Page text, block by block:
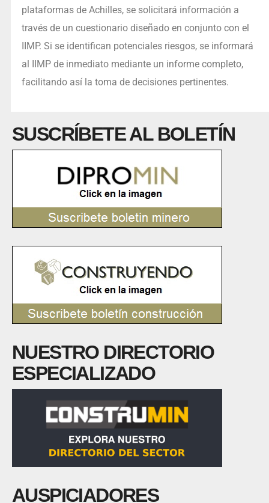
plataformas de Achilles, se solicitará información a
través de un cuestionario diseñado en conjunto con el
IIMP. Si se identifican potenciales riesgos, se informará
al IIMP de inmediato mediante un informe completo,
facilitando así la toma de decisiones pertinentes.
SUSCRÍBETE AL BOLETÍN
NUESTRO DIRECTORIO
ESPECIALIZADO
AUSPICIADORES